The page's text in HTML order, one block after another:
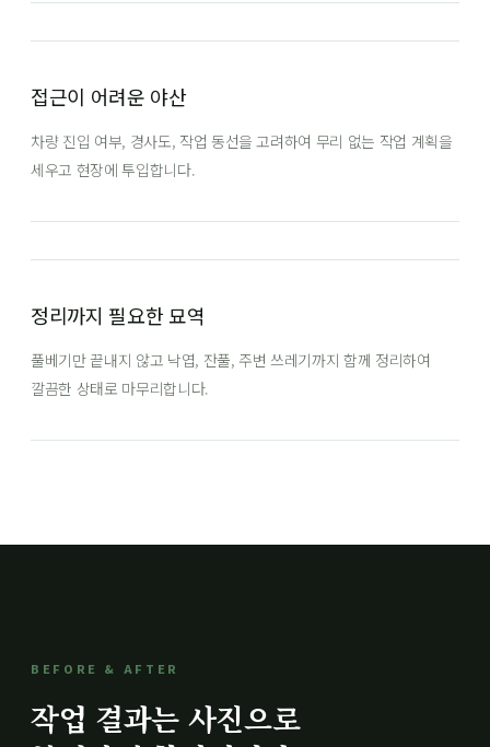
접근이 어려운 야산
차량 진입 여부, 경사도, 작업 동선을 고려하여 무리 없는 작업 계획을
세우고 현장에 투입합니다.
정리까지 필요한 묘역
풀베기만 끝내지 않고 낙엽, 잔풀, 주변 쓰레기까지 함께 정리하여
깔끔한 상태로 마무리합니다.
BEFORE & AFTER
작업 결과는 사진으로